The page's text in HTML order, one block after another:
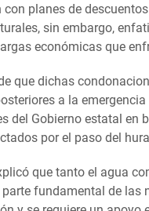
planes de
sin embargo,
económicas que
que dichas
a la
del Gobierno estatal en
por el paso del
que tanto el agua
fundamental de las